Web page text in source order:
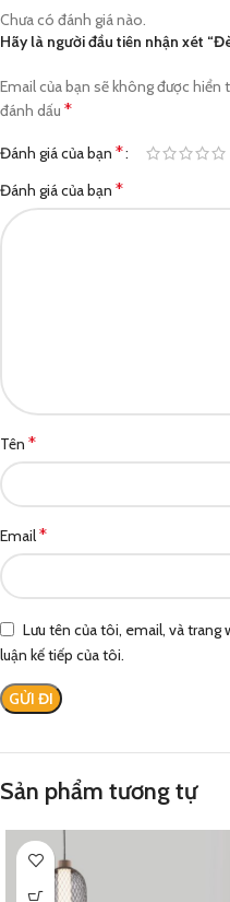
Chưa có đánh giá nào.
Hãy là người đầu tiên nhận xét
Email của bạn sẽ không được hiển
đánh dấu *
Đánh giá của bạn *
Đánh giá của bạn *
Tên *
Email*
Lưu tên của tôi, email, và
luận kế tiếp của tôi.
Sản phẩm tương tự